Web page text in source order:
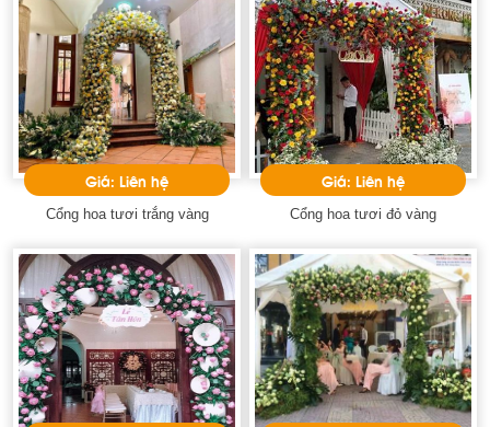
Giá: Liên hệ
Cổng hoa tươi trắng vàng
Giá: Liên hệ
Cổng hoa tươi đỏ vàng